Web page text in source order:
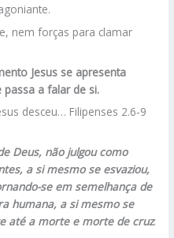
nem forças para clamar
Jesus se apresenta
passa a falar de si.
desceu… Filipenses 2.6-9
Deus, não julgou como
a si mesmo se esvaziou,
se em semelhança de
humana, a si mesmo se
até a morte e morte de cruz.